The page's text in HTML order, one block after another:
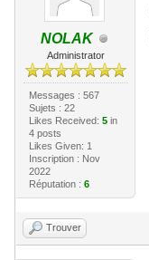
NOLAK
Administrator
Messages : 567
Sujets : 22
Likes Received: 5in
4 posts
Likes Given: 1
Inscription : Nov
2022
Réputation : 6
Trouver